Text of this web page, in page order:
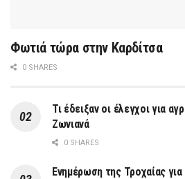
Φωτιά τώρα στην Καρδίτσα
0 SHARES
Τι έδειξαν οι έλεγχοι για
Ζωνιανά
0 SHARES
Ενημέρωση της Τροχαίας